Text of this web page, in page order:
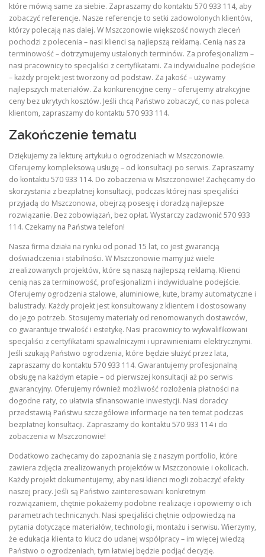
które mówią same za siebie. Zapraszamy do kontaktu 570 933 114, aby
zobaczyć referencje. Nasze referencje to setki zadowolonych klientów,
którzy polecają nas dalej. W Mszczonowie większość nowych zleceń
pochodzi z polecenia – nasi klienci są najlepszą reklamą. Cenią nas za
terminowość – dotrzymujemy ustalonych terminów. Za profesjonalizm –
nasi pracownicy to specjaliści z certyfikatami. Za indywidualne podejście
– każdy projekt jest tworzony od podstaw. Za jakość – używamy
najlepszych materiałów. Za konkurencyjne ceny – oferujemy atrakcyjne
ceny bez ukrytych kosztów. Jeśli chcą Państwo zobaczyć, co nas poleca
klientom, zapraszamy do kontaktu 570 933 114.
Zakończenie tematu
Dziękujemy za lekturę artykułu o ogrodzeniach w Mszczonowie.
Oferujemy kompleksową usługę – od konsultacji po serwis. Zapraszamy
do kontaktu 570 933 114. Do zobaczenia w Mszczonowie! Zachęcamy do
skorzystania z bezpłatnej konsultacji, podczas której nasi specjaliści
przyjadą do Mszczonowa, obejrzą posesję i doradzą najlepsze
rozwiązanie. Bez zobowiązań, bez opłat. Wystarczy zadzwonić 570 933
114. Czekamy na Państwa telefon!
Nasza firma działa na rynku od ponad 15 lat, co jest gwarancją
doświadczenia i stabilności. W Mszczonowie mamy już wiele
zrealizowanych projektów, które są naszą najlepszą reklamą. Klienci
cenią nas za terminowość, profesjonalizm i indywidualne podejście.
Oferujemy ogrodzenia stalowe, aluminiowe, kute, bramy automatyczne i
balustrady. Każdy projekt jest konsultowany z klientem i dostosowany
do jego potrzeb. Stosujemy materiały od renomowanych dostawców,
co gwarantuje trwałość i estetykę. Nasi pracownicy to wykwalifikowani
specjaliści z certyfikatami spawalniczymi i uprawnieniami elektrycznymi.
Jeśli szukają Państwo ogrodzenia, które będzie służyć przez lata,
zapraszamy do kontaktu 570 933 114. Gwarantujemy profesjonalną
obsługę na każdym etapie – od pierwszej konsultacji aż po serwis
gwarancyjny. Oferujemy również możliwość rozłożenia płatności na
dogodne raty, co ułatwia sfinansowanie inwestycji. Nasi doradcy
przedstawią Państwu szczegółowe informacje na ten temat podczas
bezpłatnej konsultacji. Zapraszamy do kontaktu 570 933 114 i do
zobaczenia w Mszczonowie!
Dodatkowo zachęcamy do zapoznania się z naszym portfolio, które
zawiera zdjęcia zrealizowanych projektów w Mszczonowie i okolicach.
Każdy projekt dokumentujemy, aby nasi klienci mogli zobaczyć efekty
naszej pracy. Jeśli są Państwo zainteresowani konkretnym
rozwiązaniem, chętnie pokażemy podobne realizacje i opowiemy o ich
parametrach technicznych. Nasi specjaliści chętnie odpowiedzą na
pytania dotyczące materiałów, technologii, montażu i serwisu. Wierzymy,
że edukacja klienta to klucz do udanej współpracy – im więcej wiedzą
Państwo o ogrodzeniach, tym łatwiej będzie podjąć decyzję.